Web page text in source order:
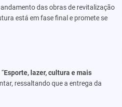
das obras de revitalização
está em fase final e promete se
Esporte, lazer, cultura e mais
ressaltando que a entrega da